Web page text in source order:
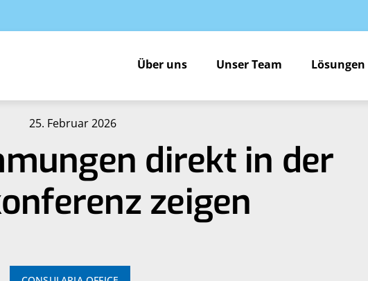
Über uns
Unser Team Lösungen
25. Februar 2026
direkt in der
zeigen